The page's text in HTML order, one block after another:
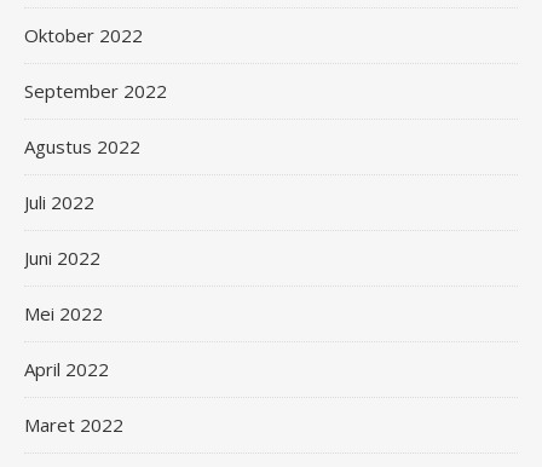
Oktober 2022
September 2022
Agustus 2022
Juli 2022
Juni 2022
Mei 2022
April 2022
Maret 2022